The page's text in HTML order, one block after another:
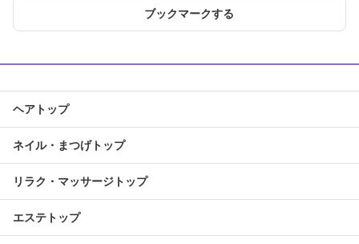
ブックマークする
ヘアトップ
ネイル・まつげトップ
リラク・マッサージトップ
エステトップ